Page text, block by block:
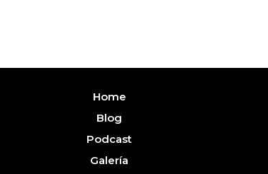
Home
Blog
Podcast
Galería